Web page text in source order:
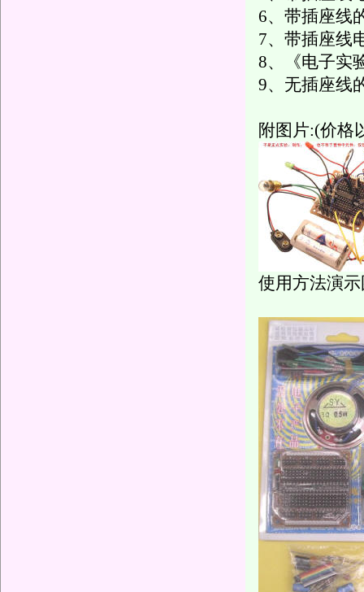
6、带插座线
7、带插座线
8、《电子实
9、无插座线
附图片:(价格
使用方法演示